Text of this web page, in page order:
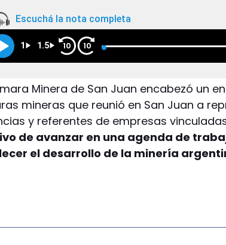
Escuchá la nota completa
1 1.5 10 10
Minera de San Juan encabezó un
mineras que reunió en San Juan a
y referentes de empresas
de avanzar en una agenda de
el desarrollo de la minería